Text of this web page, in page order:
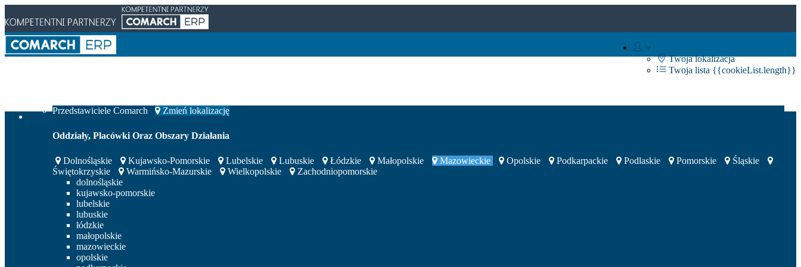
Twoja lokalizacja
Twoja lista {{cookieList.length}}
Przedstawiciele Comarch
Zmień lokalizację
Oddziały, Placówki Oraz Obszary Działania
Dolnośląskie Kujawsko-Pomorskie Lubelskie Lubuskie Łódzkie Małopolskie Mazowieckie Opolskie Podkarpackie Podlaskie Pomorskie
Śląskie
Świętokrzyskie
Warmińsko-Mazurskie Wielkopolskie
Zachodniopomorskie
dolnośląskie
kujawsko-pomorskie
lubelskie
lubuskie
łódzkie
małopolskie
mazowieckie
opolskie